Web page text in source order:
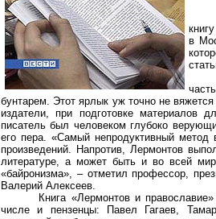
в
бунтарем. Этот ярлык уж точно не
издатели, при подготовке материалов
писатель был человеком глубоко
его пера. «Самый непродуктивный метод
произведений. Напротив, Лермонтов
литературе, а может быть и во всей
«байронизма», – отметил профессор,
Валерий Алексеев.
Книга «Лермонтов и
числе и пензенцы: Павел Гагаев,